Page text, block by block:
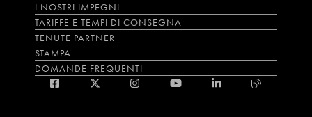
I NOSTRI IMPEGNI
TARIFFE E TEMPI DI CONSEGNA
TENUTE PARTNER
STAMPA
DOMANDE FREQUENTI